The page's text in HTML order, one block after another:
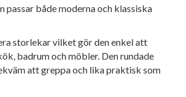
passar både moderna och klassiska
storlekar vilket gör den enkel att
badrum och möbler. Den rundade
att greppa och lika praktisk som